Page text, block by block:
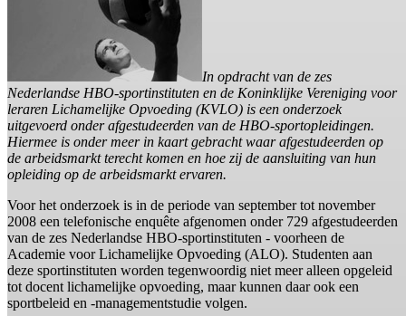
In opdracht van de zes
Nederlandse HBO-sportinstituten en de Koninklijke Vereniging voor
leraren Lichamelijke Opvoeding (KVLO) is een onderzoek
uitgevoerd onder afgestudeerden van de HBO-sportopleidingen.
Hiermee is onder meer in kaart gebracht waar afgestudeerden op
de arbeidsmarkt terecht komen en hoe zij de aansluiting van hun
Voor het onderzoek is in de periode van september tot november
2008 een telefonische enquête afgenomen onder 729 afgestudeerden
van de zes Nederlandse HBO-sportinstituten - voorheen de
Academie voor Lichamelijke Opvoeding (ALO). Studenten aan
deze sportinstituten worden tegenwoordig niet meer alleen opgeleid
tot docent lichamelijke opvoeding, maar kunnen daar ook een